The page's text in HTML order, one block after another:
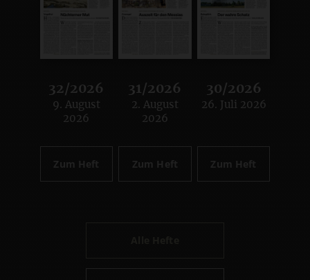
32/2026
:
9. August
2026
Zum Heft
31/2026
:
2. August
2026
Zum Heft
30/2026
:
26. Juli 2026
Zum Heft